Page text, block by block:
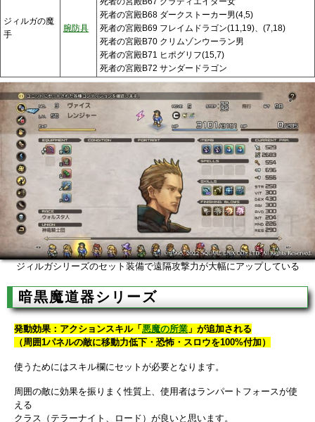
ジィルガの魔
手
腕防具
死者の宮殿B68 ダークストーカー男(4,5)
死者の宮殿B69 フレイムドラゴン(11,19)、(7,18)
死者の宮殿B70 クリムゾンウーラン男
死者の宮殿B71 ヒポグリフ(15,7)
死者の宮殿B72 サンダードラゴン
ジィルガシリーズのセット装備で遠隔攻撃力が大幅にアップしている
暗黒魔道器シリーズ
発動効果：アクションスキル「悪魔の所業 」が追加される
（周囲1パネルの敵に移動力低下・恐怖・スロウを100%付加）
使うためにはスキル欄にセットが必要となります。
周囲の敵に効果を振りまく性質上、使用者はランパートフォースが使
える
クラス（テラーナイト、ロード）が良いと思います。